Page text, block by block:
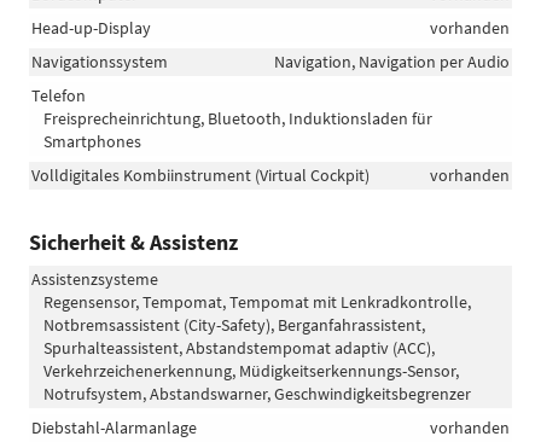
Head-up-Display
vorhanden
Navigationssystem
Navigation, Navigation per Audio
Telefon
Freisprecheinrichtung, Bluetooth, Induktionsladen für
Smartphones
Volldigitales Kombiinstrument (Virtual Cockpit)
vorhanden
Sicherheit & Assistenz
Assistenzsysteme
Regensensor, Tempomat, Tempomat mit Lenkradkontrolle,
Notbremsassistent (City-Safety), Berganfahrassistent,
Spurhalteassistent, Abstandstempomat adaptiv (ACC),
Verkehrzeichenerkennung, Müdigkeitserkennungs-Sensor,
Notrufsystem, Abstandswarner, Geschwindigkeitsbegrenzer
Diebstahl-Alarmanlage
vorhanden